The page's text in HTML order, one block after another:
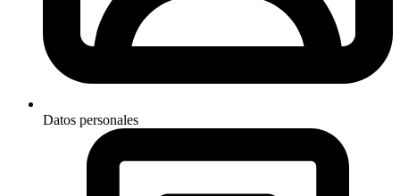
Datos personales